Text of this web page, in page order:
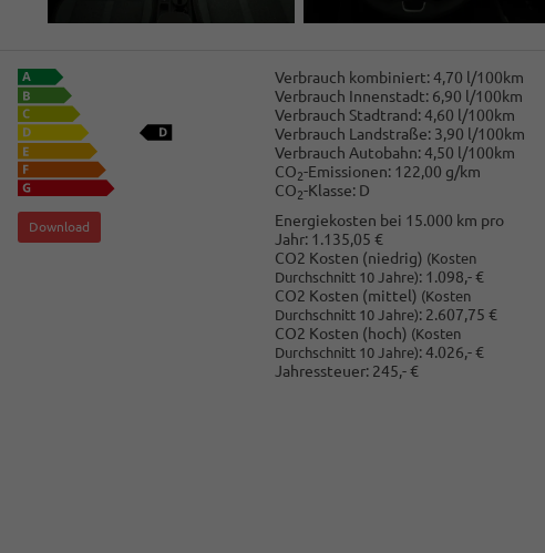
Verbrauch kombiniert: 4,70 l/100km
Verbrauch Innenstadt: 6,90 l/100km
Verbrauch Stadtrand: 4,60 l/100km
Verbrauch Landstraße: 3,90 l/100km
Verbrauch Autobahn: 4,50 l/100km
CO2-Emissionen: 122,00 g/km
CO2-Klasse: D
Download
Energiekosten bei 15.000 km pro
Jahr: 1.135,05 €
CO2 Kosten (niedrig) (Kosten
Durchschnitt 10 Jahre): 1.098,- €
CO2 Kosten (mittel) (Kosten
Durchschnitt 10 Jahre): 2.607,75 €
CO2 Kosten (hoch) (Kosten
Durchschnitt 10 Jahre): 4.026,- €
Jahressteuer: 245,- €